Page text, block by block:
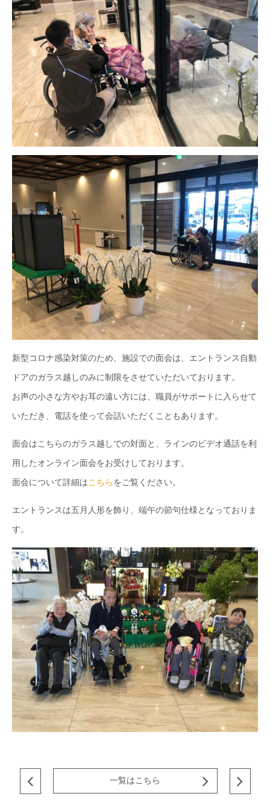
新型コロナ感染対策のため、施設での面会は、エントランス自動
ドアのガラス越しのみに制限をさせていただいております。
お声の小さな方やお耳の遠い方には、職員がサポートに入らせて
いただき、電話を使って会話いただくこともあります。
面会はこちらのガラス越しでの対面と、ラインのビデオ通話を利
用したオンライン面会をお受けしております。
面会について詳細はこちらをご覧ください。
エントランスは五月人形を飾り、端午の節句仕様となっておりま
す。
一覧はこちら